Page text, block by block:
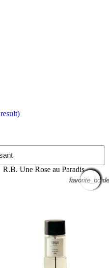
result)
R.B. Une Rose au Paradis